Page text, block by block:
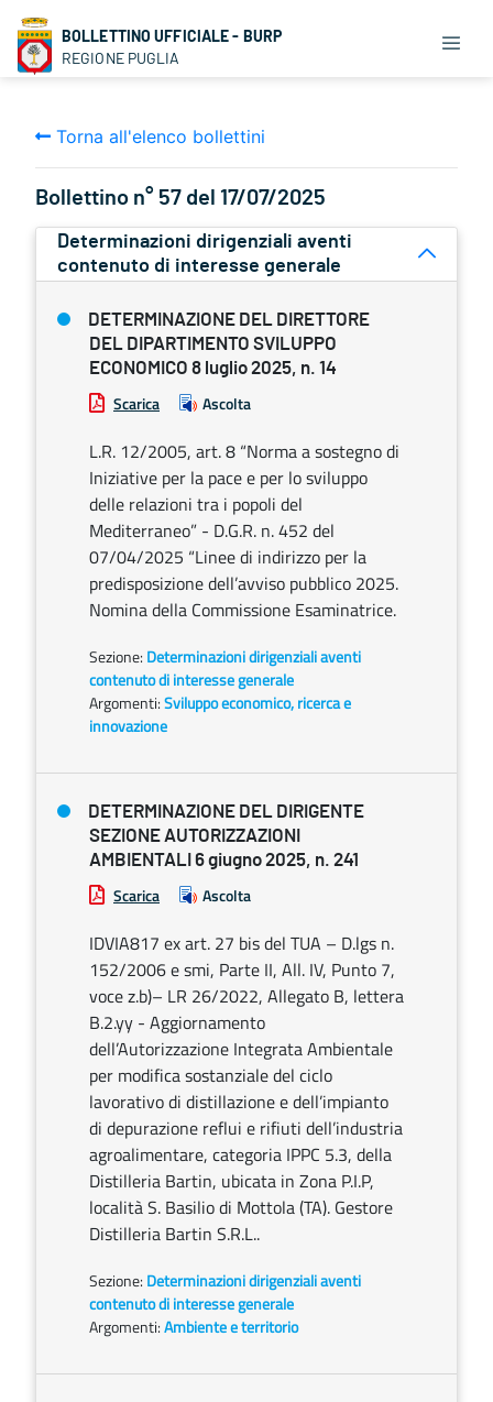
BOLLETTINO UFFICIALE - BURP
REGIONE PUGLIA
Torna all'elenco bollettini
Bollettino n° 57 del 17/07/2025
Determinazioni dirigenziali aventi
contenuto di interesse generale
DETERMINAZIONE DEL DIRETTORE
DEL DIPARTIMENTO SVILUPPO
ECONOMICO 8 luglio 2025, n. 14
Scarica Ascolta
L.R. 12/2005, art. 8 “Norma a sostegno di
Iniziative per la pace e per lo sviluppo
delle relazioni tra i popoli del
Mediterraneo” - D.G.R. n. 452 del
07/04/2025 “Linee di indirizzo per la
predisposizione dell’avviso pubblico 2025.
Nomina della Commissione Esaminatrice.
Sezione: Determinazioni dirigenziali aventi
contenuto di interesse generale
Argomenti:Sviluppo economico, ricerca e
innovazione
DETERMINAZIONE DEL DIRIGENTE
SEZIONE AUTORIZZAZIONI
AMBIENTALI 6 giugno 2025, n. 241
Scarica Ascolta
IDVIA817 ex art. 27 bis del TUA – D.lgs n.
152/2006 e smi, Parte II, All. IV, Punto 7,
voce z.b)– LR 26/2022, Allegato B, lettera
B.2.yy - Aggiornamento
dell’Autorizzazione Integrata Ambientale
per modifica sostanziale del ciclo
lavorativo di distillazione e dell’impianto
di depurazione reflui e rifiuti dell’industria
agroalimentare, categoria IPPC 5.3, della
Distilleria Bartin, ubicata in Zona P.I.P,
località S. Basilio di Mottola (TA). Gestore
Distilleria Bartin S.R.L..
Sezione: Determinazioni dirigenziali aventi
contenuto di interesse generale
Argomenti:Ambiente e territorio